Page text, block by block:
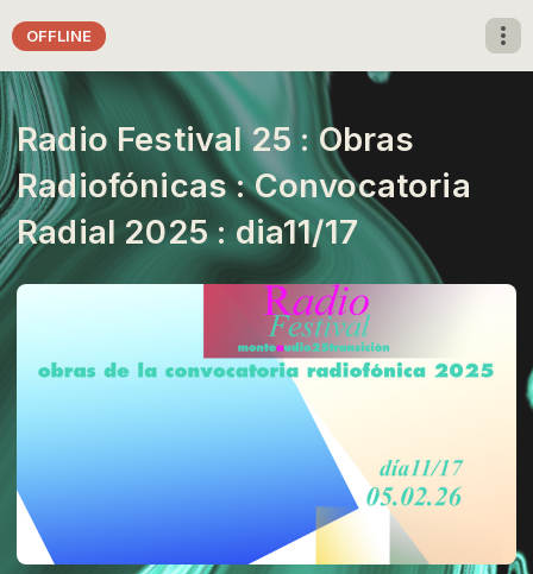
OFFLINE
Radio Festival 25 : Obras
Radiofónicas : Convocatoria
Radial 2025 : dia11/17